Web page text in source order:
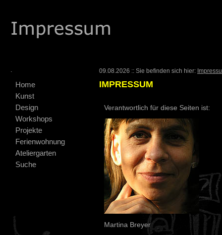
Home
Kunst
Design
Workshops
Projekte
Ferienwohnung
Ateliergarten
Suche
09.08.2026 :: Sie befinden sich hier:
IMPRESSUM
Verantwortlich für diese Seiten ist:
Martina Breyer